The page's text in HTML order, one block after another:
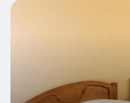
Бесплатная отмена до
оплата не
Требуется
сейчас и 90% до